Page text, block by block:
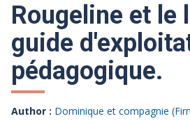
Rougeline et le
guide
pédagogique.
Author : Dominique et compagnie